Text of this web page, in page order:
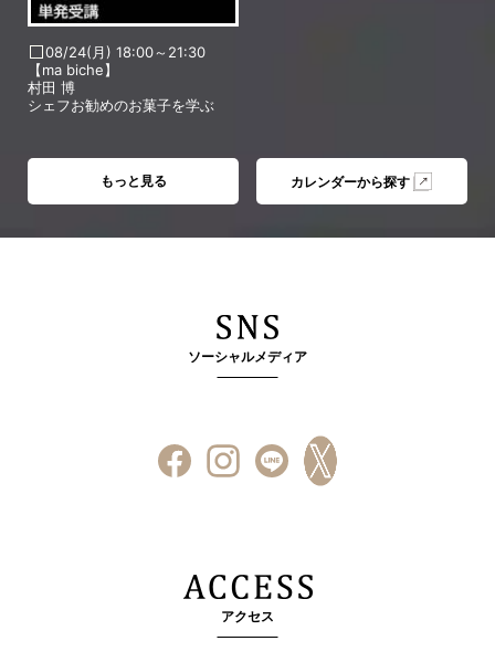
08/24(月) 18:00～21:30
【ma biche】
村田 博
シェフお勧めのお菓子を学ぶ
もっと見る カレンダーから探す
ソーシャルメディア
アクセス